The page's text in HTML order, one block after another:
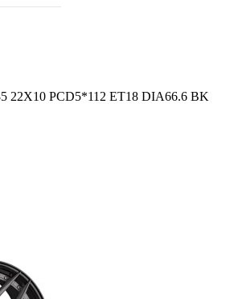
22X10 PCD5*112 ET18 DIA66.6 BK